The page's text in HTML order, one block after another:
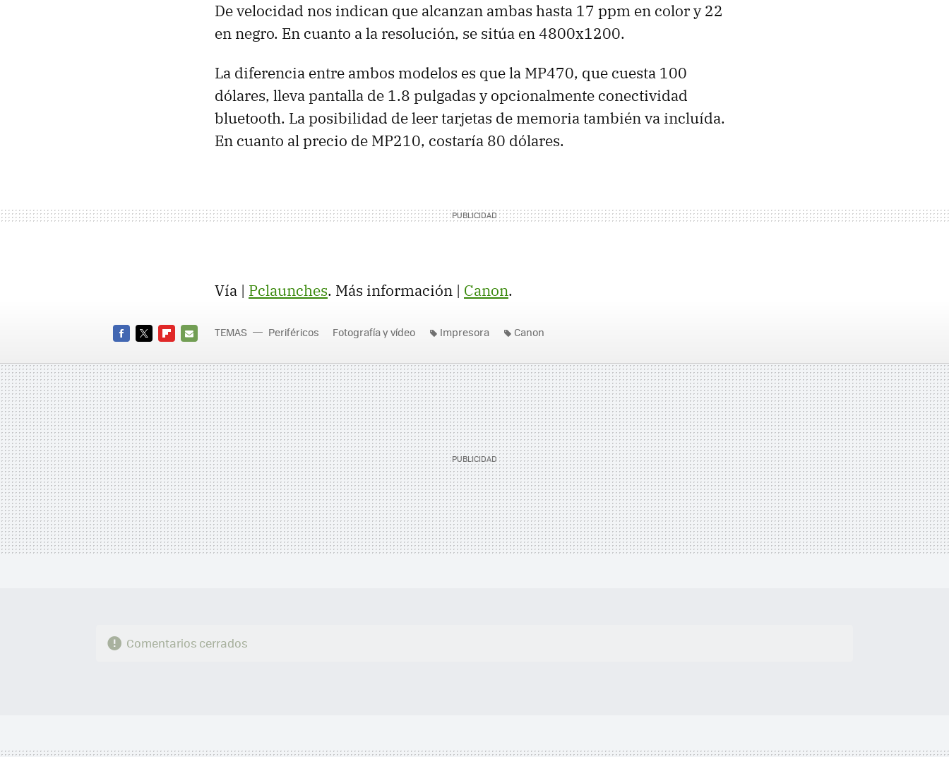
De velocidad nos indican que alcanzan ambas hasta 17 ppm en color y 22
en negro. En cuanto a la resolución, se sitúa en 4800x1200.
La diferencia entre ambos modelos es que la MP470, que cuesta 100
dólares, lleva pantalla de 1.8 pulgadas y opcionalmente conectividad
bluetooth. La posibilidad de leer tarjetas de memoria también va incluída.
En cuanto al precio de MP210, costaría 80 dólares.
Vía | Pclaunches. Más información | Canon.
MAIL
TEMAS Periféricos Fotografía y vídeo Impresora Canon
Comentarios cerrados